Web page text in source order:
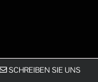
SCHREIBEN SIE UNS